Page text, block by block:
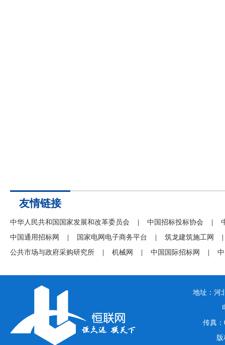
友情链接
中华人民共和国国家发展和改革委员会 中国招标投标协会
中国通用招标网
国家电网电子商务平台 筑龙建筑施工网
公共市场与政府采购研究所
机械网 中国国际招标网
地址：河
传真